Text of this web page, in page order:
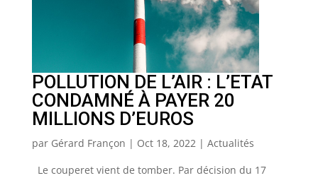
POLLUTION DE L’AIR : L’ETAT
CONDAMNÉ À PAYER 20
MILLIONS D’EUROS
par Gérard Françon | Oct 18, 2022 | Actualités
Le couperet vient de tomber. Par décision du 17